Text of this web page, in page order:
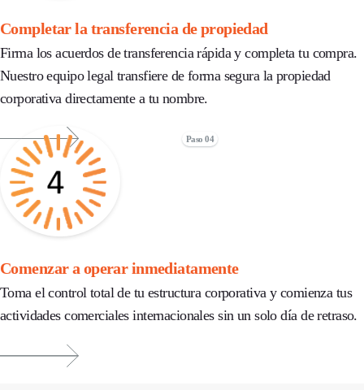
Completar la transferencia de propiedad
Firma los acuerdos de transferencia rápida y completa tu compra.
Nuestro equipo legal transfiere de forma segura la propiedad
corporativa directamente a tu nombre.
Comenzar a operar inmediatamente
Toma el control total de tu estructura corporativa y comienza tus
actividades comerciales internacionales sin un solo día de retraso.
Paso 04